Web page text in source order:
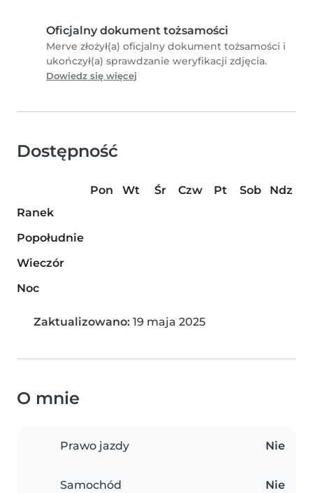
Oficjalny dokument tożsamości
Merve złożył(a) oficjalny dokument tożsamości i
ukończył(a) sprawdzanie weryfikacji zdjęcia.
Dowiedz się więcej
Dostępność
Pon Wt Śr Czw Pt Sob
Ndz
Ranek
Popołudnie
Wieczór
Noc
Zaktualizowano: 19 maja 2025
O mnie
Prawo jazdy Nie
Samochód Nie